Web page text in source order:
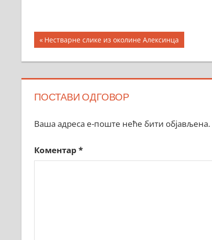
Кретање
чланка
Previous
Post:
Нестварне слике из околине Алексинца
ПОСТАВИ ОДГОВОР
Ваша адреса е-поште неће бити објављена.
Коментар *